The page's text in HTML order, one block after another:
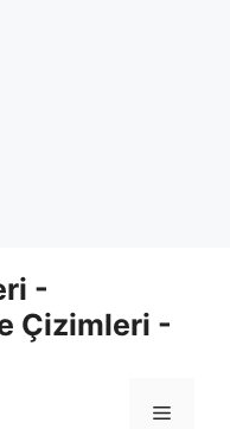
-
Çizimleri -
Menu